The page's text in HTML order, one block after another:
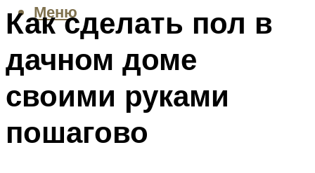
Меню
Как сделать пол в
дачном доме
своими руками
пошагово